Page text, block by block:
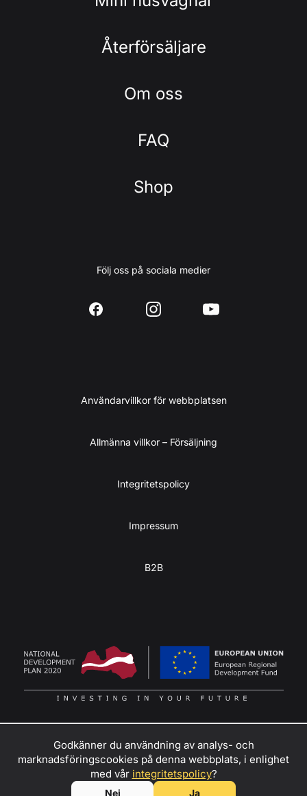
Förvandla din äventyrslystnad till intäkter–
att bli återförsäljare, uthyrningspartner eller ambassadör för
Återförsäljare
Om oss
FAQ
Shop
Följ oss på sociala medier
Användarvillkor för webbplatsen
Allmänna villkor – Försäljning
Integritetspolicy
Impressum
B2B
© SIA KULBA, 2026
Godkänner du användning av analys- och
marknadsföringscookies på denna webbplats, i enlighet
med vår integritetspolicy?
Nej Ja